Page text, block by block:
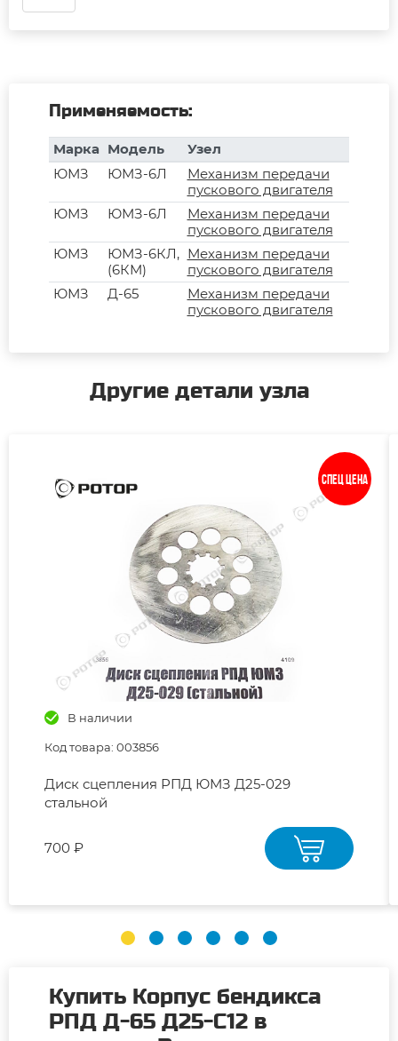
Применяемость:
Марка Модель
Узел
ЮМЗ
ЮМЗ-6Л
Механизм передачи
пускового двигателя
ЮМЗ
ЮМЗ-6Л
Механизм передачи
пускового двигателя
ЮМЗ
ЮМЗ-6КЛ,
(6КМ)
Механизм передачи
пускового двигателя
ЮМЗ
Д-65
Механизм передачи
пускового двигателя
Другие детали узла
Спец цена
В наличии
Код товара: 003856
Диск сцепления РПД ЮМЗ Д25-029
стальной
700 ₽
Купить Корпус бендикса
РПД Д-65 Д25-С12 в